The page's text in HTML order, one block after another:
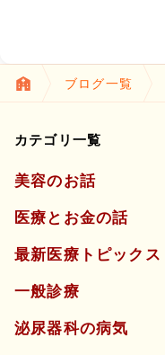
ブログ一覧
カテゴリ一覧
美容のお話
医療とお金の話
最新医療トピックス
一般診療
泌尿器科の病気